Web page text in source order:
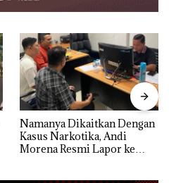
Namanya Dikaitkan Dengan
Kasus Narkotika, Andi
Morena Resmi Lapor ke